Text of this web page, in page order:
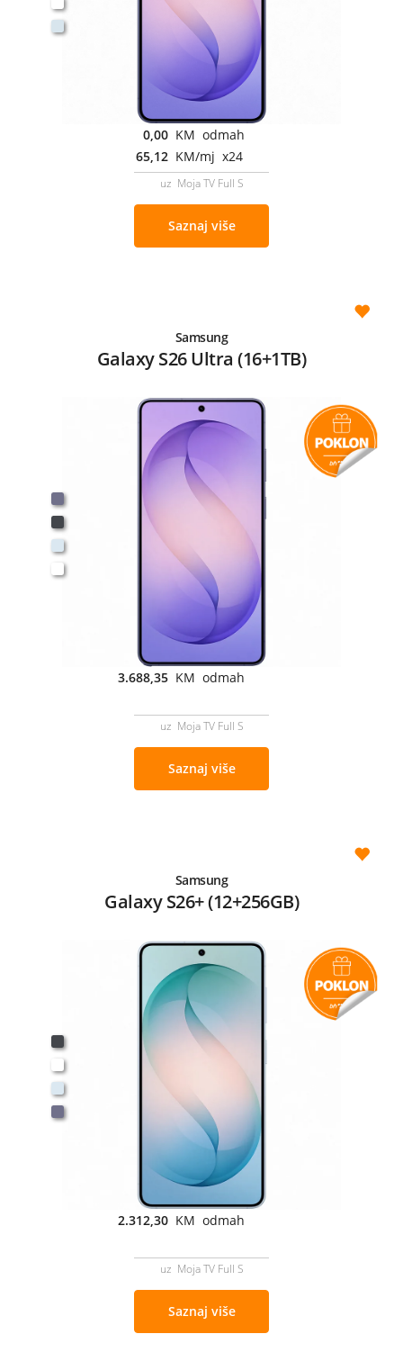
0,00 KM odmah
65,12 KM/mj x24
uz Moja TV Full S
Saznaj više
Samsung
Galaxy S26 Ultra (16+1TB)
3.688,35 KM odmah
uz Moja TV Full S
Saznaj više
Samsung
Galaxy S26+ (12+256GB)
2.312,30 KM odmah
uz Moja TV Full S
Saznaj više